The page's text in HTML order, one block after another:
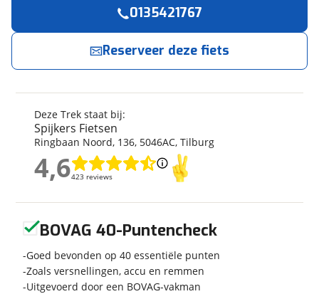
Trek
Model
FX 3 Disc Gen 3
Frametype
Framehoogte
51 cm
Wielmaat
28 inch
Nieuw of occasion
Nieuw
Techniek
Transmissie
Derailleur
Deze Trek staat bij:
Spijkers Fietsen
Ringbaan Noord, 136, 5046AC, Tilburg
4,6423 reviews
4,6
0135421767
Reserveer deze fiets
nu!
Spijkers Fietsen neemt snel contact met je op.
Jouw contactgegevens
Naam
E-mailadres
Telefoonnummer (optioneel)
BOVAG 40-Puntencheck
Goed bevonden op 40 essentiële punten
Zoals versnellingen, accu en remmen
Uitgevoerd door een BOVAG-vakman